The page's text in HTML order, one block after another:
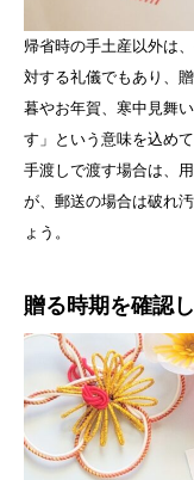
帰省時の手土産以外は
対する礼儀でもあり、
暮やお年賀、寒中見舞
す」という意味を込め
手渡しで渡す場合は、
が、郵送の場合は破れ
ょう。
贈る時期を確認